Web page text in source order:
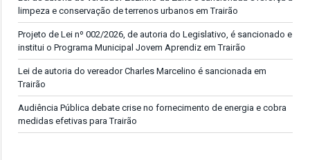
limpeza e conservação de terrenos urbanos em Trairão
Projeto de Lei nº 002/2026, de autoria do Legislativo, é sancionado e
institui o Programa Municipal Jovem Aprendiz em Trairão
Lei de autoria do vereador Charles Marcelino é sancionada em
Trairão
Audiência Pública debate crise no fornecimento de energia e cobra
medidas efetivas para Trairão